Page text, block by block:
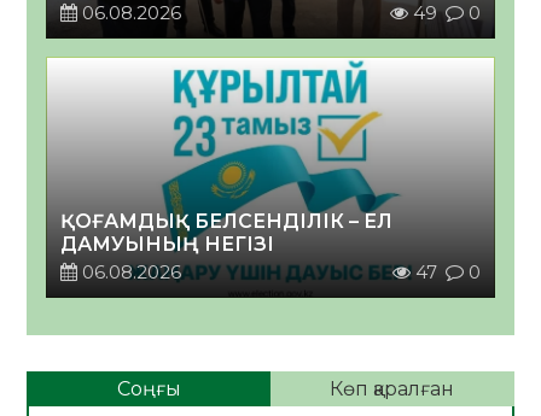
06.08.2026
49 0
ҚОҒАМДЫҚ БЕЛСЕНДІЛІК – ЕЛ
ДАМУЫНЫҢ НЕГІЗІ
06.08.2026
47 0
Соңғы Көп қаралған